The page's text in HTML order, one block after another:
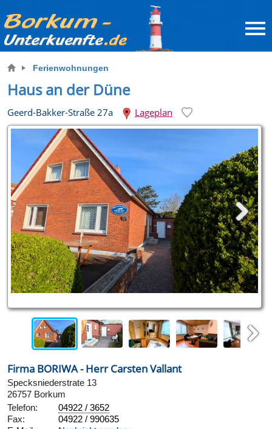
Ferienwohnungen
Haus an der Düne
Geerd-Bakker-Straße 27a Lageplan
Firma BORIWA - Herr Carsten Vallant
Specksniederstrate 13
26757 Borkum
Telefon:
04922 / 3652
Fax:
04922 / 990635